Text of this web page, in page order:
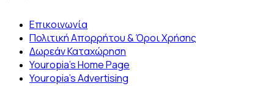
Επικοινωνία
Πολιτική Απορρήτου & Όροι Χρήσης
Δωρεάν Καταχώρηση
Youropia’s Home Page
Youropia’s Advertising